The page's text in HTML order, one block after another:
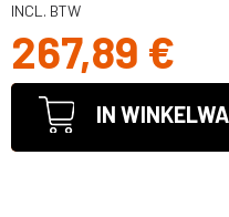
INCL. BTW
267,89 €
IN